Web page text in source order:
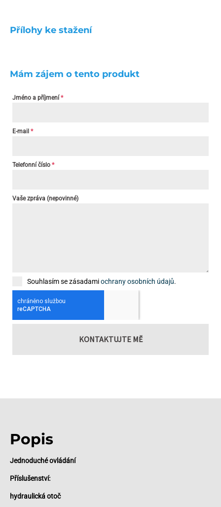
Přílohy ke stažení
Mám zájem o tento produkt
Jméno a příjmení *
E-mail *
Telefonní číslo *
Vaše zpráva (nepovinné)
Souhlasím se zásadamiochrany osobních údajů.
KONTAKTUJTE MĚ
Popis
Jednoduché ovládání
Příslušenství:
hydraulická otoč